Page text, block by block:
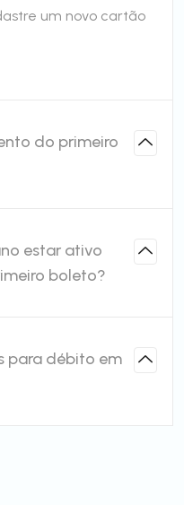
um novo cartão
do primeiro
estar ativo
boleto?
para débito em